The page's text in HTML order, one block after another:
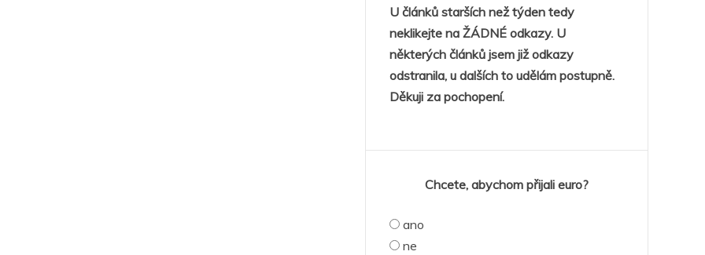
U článků starších než týden tedy
neklikejte na ŽÁDNÉ odkazy. U
některých článků jsem již odkazy
odstranila, u dalších to udělám postupně.
Děkuji za pochopení.
Chcete, abychom přijali euro?
ano
ne